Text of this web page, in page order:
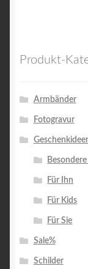
Produkt-
Armbänder
Fotogravur
Für Ihn
Für Kids
Für Sie
Sale%
Schilder